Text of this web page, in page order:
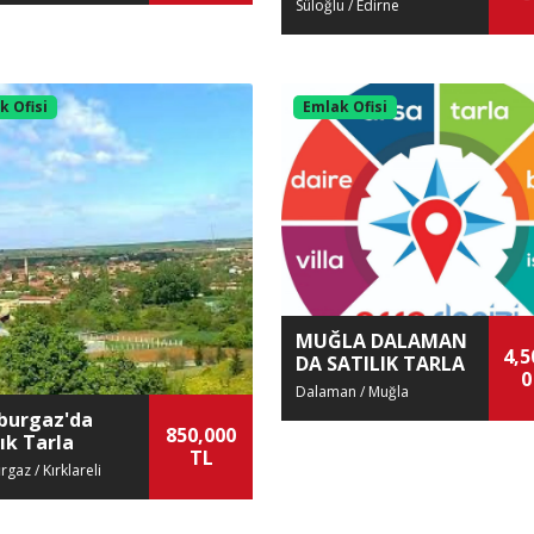
Tarla
Süloğlu / Edirne
Ofisi
Tarla
/ Kırklareli
850,000
TL
Emlak Ofisi
MUĞLA DALAMAN
DA SATILIK TARLA
Dalaman / Muğla